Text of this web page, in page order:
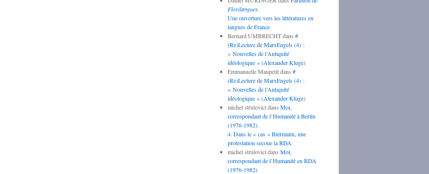
Florilangues.
Une ouverture vers les littératures en
langues de France
Bernard UMBRECHTdans #
(Re)Lecture de MarxEngels (4) :
« Nouvelles de l’Antiquité
idéologique » (Alexander Kluge)
Emmanuelle Maupetitdans #
(Re)Lecture de MarxEngels (4) :
« Nouvelles de l’Antiquité
idéologique » (Alexander Kluge)
michel strulovici dans Moi,
correspondant de l’Humanité à Berlin
(1976-1982).
4. Dans le « cas » Biermann, une
protestation secoue la RDA
michel strulovici dans Moi,
correspondant de l’Humanité en RDA
(1976-1982)